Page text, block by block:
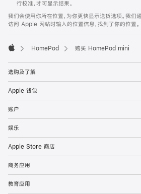
行校准，才可显示结果。
我们会使用你所在位置，为你更快显示送货选项。我们
访问 Apple 网站时输入的位置信息，找到了你的位置。
HomePod 购买 HomePod mini
选购及了解
Apple 钱包
账户
娱乐
Apple Store 商店
商务应用
教育应用